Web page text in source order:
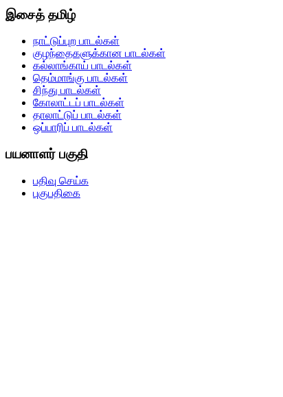
இசைத் தமிழ்
நாட்டுப்புற பாடல்கள்
குழந்தைகளுக்கான பாடல்கள்
கல்லாங்காய் பாடல்கள்
தெம்மாங்கு பாடல்கள்
சிந்து பாடல்கள்
கோலாட்டப் பாடல்கள்
தாலாட்டுப் பாடல்கள்
ஒப்பாரிப் பாடல்கள்
பயனாளர் பகுதி
பதிவு செய்க
புகுபதிகை